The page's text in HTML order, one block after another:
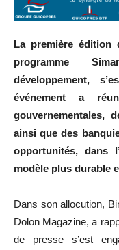
La première édition
programme
développement,
événement a
gouvernementales,
ainsi que des
opportunités, dans
modèle plus durable
Dans son allocution,
Dolon Magazine, a
de presse s’est